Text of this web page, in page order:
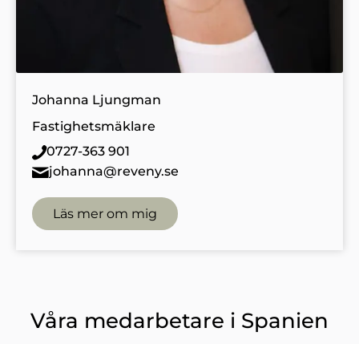
Johanna Ljungman
Fastighetsmäklare
0727-363 901
johanna@reveny.se
Läs mer om mig
Våra medarbetare i Spanien